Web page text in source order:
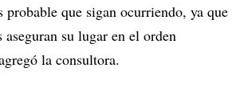
probable que sigan ocurriendo, ya que
aseguran su lugar en el orden
la consultora.